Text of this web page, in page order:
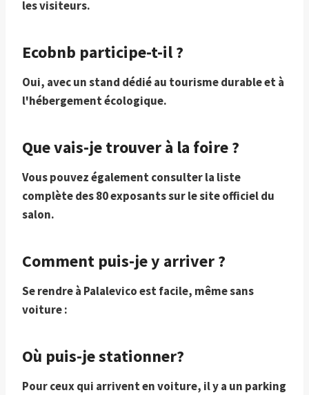
les visiteurs.
Ecobnb participe-t-il ?
Oui, avec un stand dédié au tourisme durable et à
l'hébergement écologique.
Que vais-je trouver à la foire ?
Vous pouvez également consulter la liste
complète des 80 exposants sur le site officiel du
salon.
Comment puis-je y arriver ?
Se rendre à Palalevico est facile, même sans
voiture :
Où puis-je stationner?
Pour ceux qui arrivent en voiture, il y a un parking